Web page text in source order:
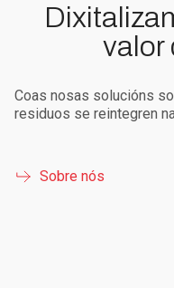
valor
Coas nosas solucións
residuos se reintegren
Sobre nós